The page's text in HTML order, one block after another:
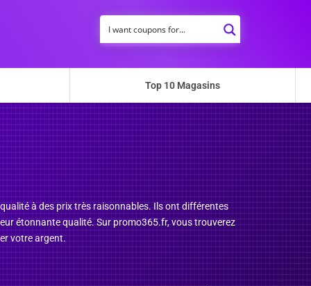
Top 10 Magasins
à des prix très raisonnables. Ils ont différentes
étonnante qualité. Sur promo365.fr, vous trouverez
votre argent.